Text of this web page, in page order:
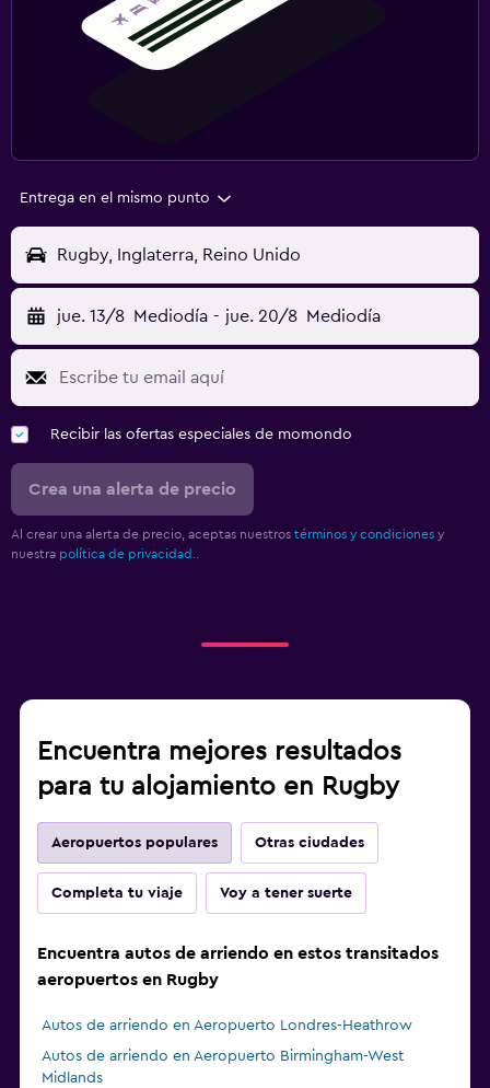
Entrega en el mismo punto
Rugby, Inglaterra, Reino Unido
jue. 13/8 Mediodía - jue. 20/8 Mediodía
Recibir las ofertas especiales de momondo
Crea una alerta de precio
Al crear una alerta de precio, aceptas nuestros términos y condiciones y
nuestra política de privacidad.
Encuentra mejores resultados
para tu alojamiento en Rugby
Aeropuertos populares Otras ciudades
Completa tu viaje Voy a tener suerte
Encuentra autos de arriendo en estos transitados
aeropuertos en Rugby
Autos de arriendo en Aeropuerto Londres-Heathrow
Autos de arriendo en Aeropuerto Birmingham-West
Midlands